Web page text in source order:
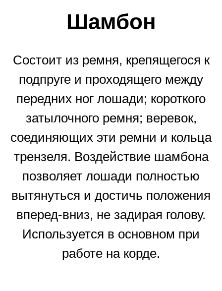
Шамбон
Состоит из ремня, крепящегося к
подпруге и проходящего между
передних ног лошади; короткого
затылочного ремня; веревок,
соединяющих эти ремни и кольца
трензеля. Воздействие шамбона
позволяет лошади полностью
вытянуться и достичь положения
вперед-вниз, не задирая голову.
Используется в основном при
работе на корде.